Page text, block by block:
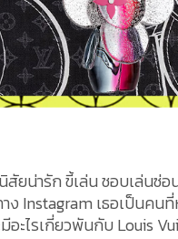
น่ารัก ขี้เล่น ชอบเล่นซ่อ
Instagram เธอเป็นคน
อะไรเกี่ยวพันกับ Louis